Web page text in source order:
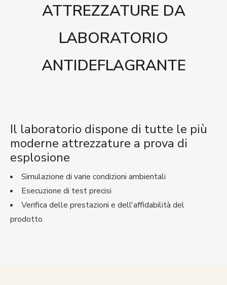
ATTREZZATURE DA
LABORATORIO
ANTIDEFLAGRANTE
Il laboratorio dispone di tutte le più
moderne attrezzature a prova di
esplosione
Simulazione di varie condizioni ambientali
Esecuzione di test precisi
Verifica delle prestazioni e dell'affidabilità del
prodotto